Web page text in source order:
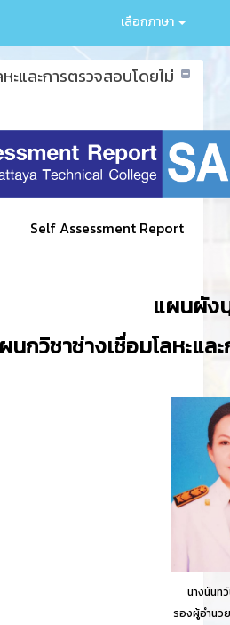
เลือกภาษา
ะและการตรวจสอบโดยไม่
Self Assessment Report
แผนผัง
นกวิชาช่างเชื่อมโลหะแล
นางนันท
รองผู้อำนว